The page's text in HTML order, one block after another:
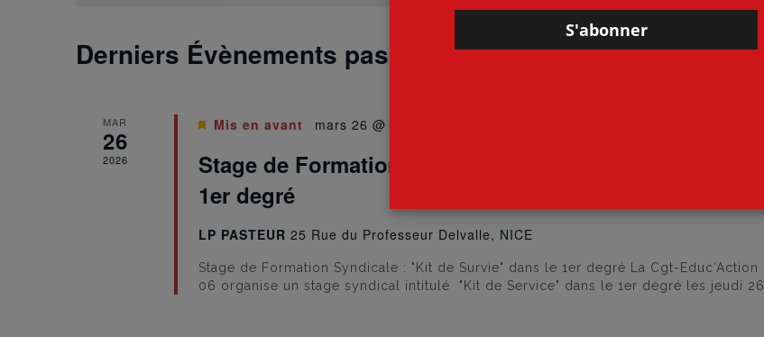
Derniers Évènements passés
MAR
26
2026
Mis en avant mars 26 @ 9 h 00 min
Stage de Formation Syndicale : “Kit de Survie” dans le
1er degré
LP PASTEUR 25 Rue du Professeur Delvalle, NICE
Stage de Formation Syndicale : "Kit de Survie" dans le 1er degré La Cgt-Educ'Action
06 organise un stage syndical intitulé "Kit de Service" dans le 1er degré les jeudi 26